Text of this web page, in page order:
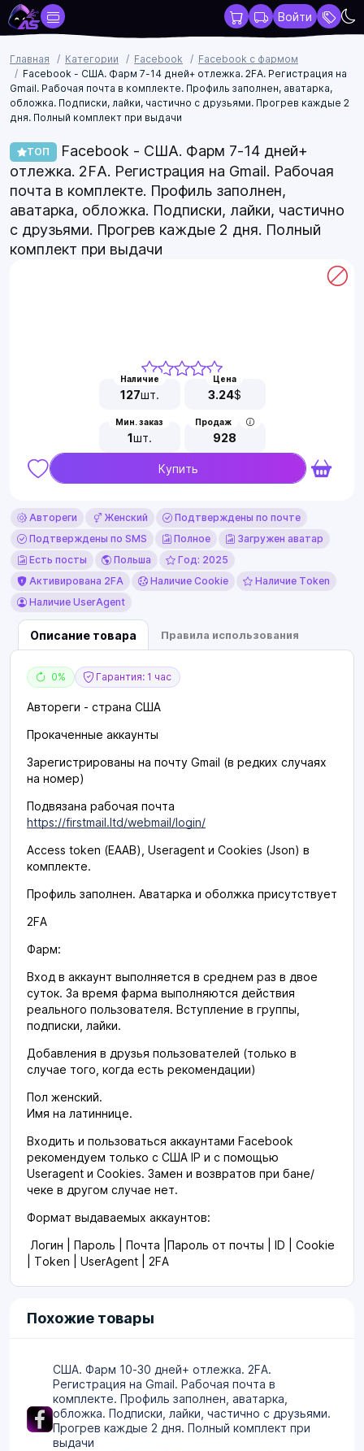
Войти
Главная Категории Facebook
Facebook с фармом
Facebook - США. Фарм 7-14 дней+ отлежка. 2FA. Регистрация на
Gmail. Рабочая почта в комплекте. Профиль заполнен, аватарка,
обложка. Подписки, лайки, частично с друзьями. Прогрев каждые 2
дня. Полный комплект при выдачи
ТОП
Facebook - США. Фарм 7-14 дней+
отлежка. 2FA. Регистрация на Gmail. Рабочая
почта в комплекте. Профиль заполнен,
аватарка, обложка. Подписки, лайки, частично
с друзьями. Прогрев каждые 2 дня. Полный
комплект при выдачи
Наличие
127шт.
Цена
3.24$
Мин. заказ
1шт.
Продаж
928
Купить
Автореги Женский
Подтверждены по почте
Подтверждены по SMS
Полное
Загружен аватар
Есть посты
Польша
Год: 2025
Активирована 2FA
Наличие Cookie
Наличие Token
Наличие UserAgent
Описание товара Правила использования
0% Гарантия: 1 час
Автореги - страна США
Прокаченные аккаунты
Зарегистрированы на почту Gmail (в редких случаях
на номер)
Подвязана рабочая почта
https://firstmail.ltd/webmail/login/
Access token (EAAB), Useragent и Cookies (Json) в
комплекте.
Профиль заполнен. Аватарка и оболжка присутствует
2FA
Фарм:
Вход в аккаунт выполняется в среднем раз в двое
суток. За время фарма выполняются действия
реального пользователя. Вступление в группы,
подписки, лайки.
Добавления в друзья пользователей (только в
случае того, когда есть рекомендации)
Пол женский.
Имя на латиннице.
Входить и пользоваться аккаунтами Facebook
рекомендуем только с США IP и с помощью
Useragent и Cookies. Замен и возвратов при бане/
чеке в другом случае нет.
Формат выдаваемых аккаунтов:
Логин | Пароль | Почта |Пароль от почты | ID | Cookie
| Token | UserAgent | 2FA
Похожие товары
США. Фарм 10-30 дней+ отлежка. 2FA.
Регистрация на Gmail. Рабочая почта в
комплекте. Профиль заполнен, аватарка,
обложка. Подписки, лайки, частично с друзьями.
Прогрев каждые 2 дня. Полный комплект при
выдачи